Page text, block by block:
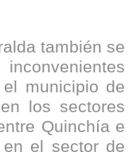
también se
municipio de
los sectores
Quinchía e
el sector de